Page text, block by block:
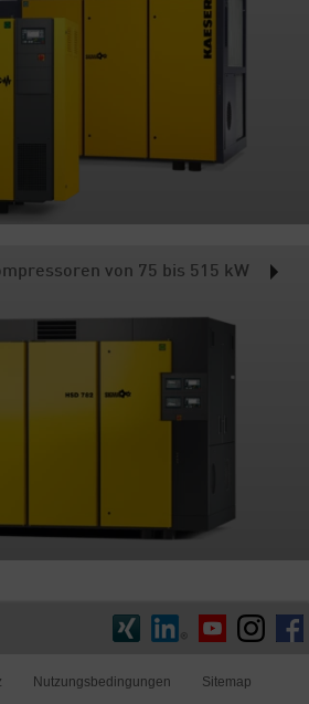
von 75 bis 515 kW
Nutzungsbedingungen Sitemap